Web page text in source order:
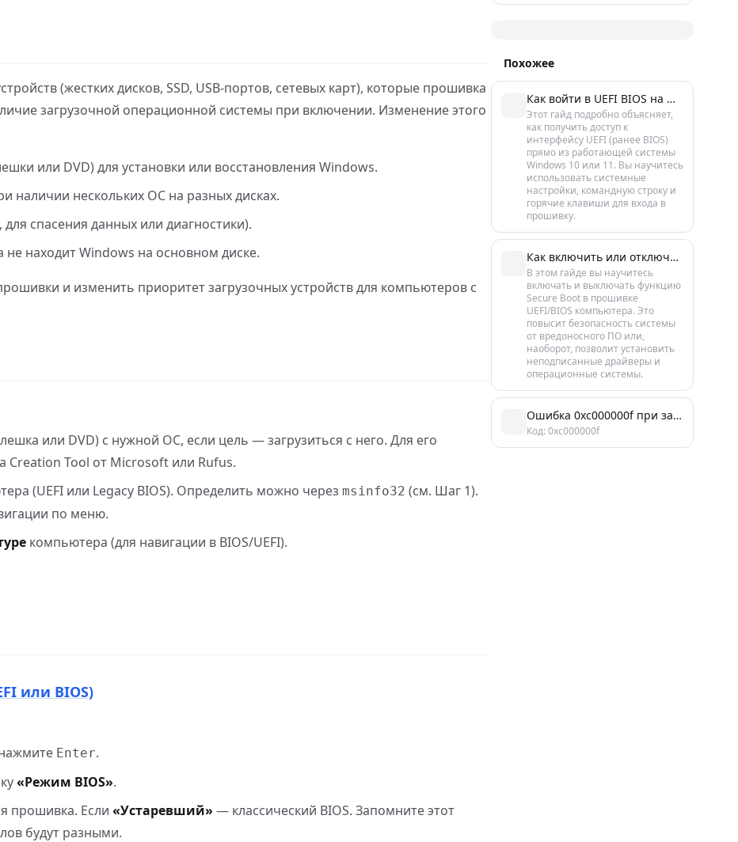
(жестких дисков, SSD, USB-портов, сетевых карт), которые прошивка
загрузочной операционной системы при включении. Изменение этого
или DVD) для установки или восстановления Windows.
наличии нескольких ОС на разных дисках.
спасения данных или диагностики).
не находит Windows на основном диске.
и изменить приоритет загрузочных устройств для компьютеров с
или DVD) с нужной ОС, если цель — загрузиться с него. Для его
Creation Tool от Microsoft или Rufus.
(UEFI или Legacy BIOS). Определить можно через msinfo32 (см. Шаг 1).
по меню.
компьютера (для навигации в BIOS/UEFI).
или BIOS)
Enter.
«Режим BIOS».
прошивка. Если «Устаревший» — классический BIOS. Запомните этот
будут разными.
Похожее
Как войти в UEFI BIOS на Windows 10/11: 5 проверенных способов
Этот гайд подробно объясняет,
как получить доступ к
интерфейсу UEFI (ранее BIOS)
прямо из работающей системы
Windows 10 или 11. Вы научитесь
использовать системные
настройки, командную строку и
горячие клавиши для входа в
прошивку.
Как включить или отключить Secure Boot в Windows 10/11
В этом гайде вы научитесь
включать и выключать функцию
Secure Boot в прошивке
UEFI/BIOS компьютера. Это
повысит безопасность системы
от вредоносного ПО или,
наоборот, позволит установить
неподписанные драйверы и
операционные системы.
Ошибка 0xc000000f при загрузке Windows: причины и способы исправления
Код: 0xc000000f